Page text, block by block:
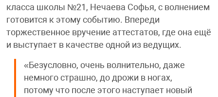
класса школы №21, Нечаева Софья, с волнением
готовится к этому событию. Впереди
торжественное вручение аттестатов, где она ещё
и выступает в качестве одной из ведущих.
«Безусловно, очень волнительно, даже
немного страшно, до дрожи в ногах,
потому что после этого наступает новый